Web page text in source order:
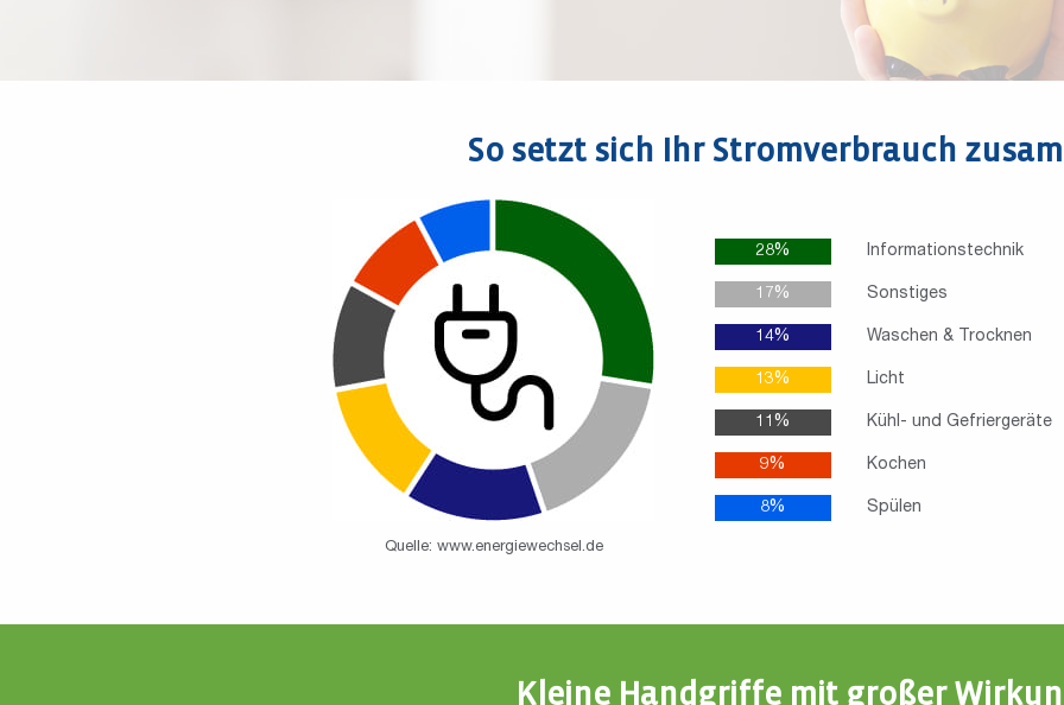
So setzt sich Ihr Stromverbrauch
28% Informationstechnik
17% Sonstiges
14% Waschen & Trocknen
13% Licht
11% Kühl- und Gefriergeräte
9% Kochen
8% Spülen
Quelle: www.energiewechsel.de
Kleine Handgriffe mit großer